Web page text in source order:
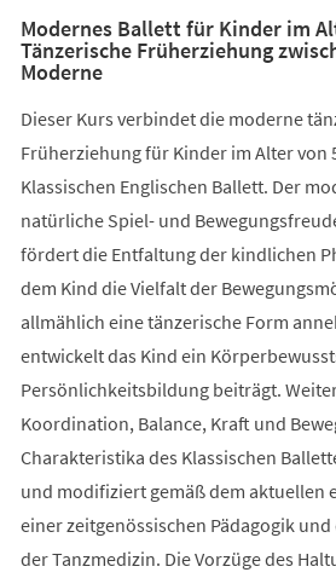
Modernes Ballett für Kinder im
Tänzerische Früherziehung
Moderne
Dieser Kurs verbindet die moderne
Früherziehung für Kinder im Alter von
Klassischen Englischen Ballett. Der
natürliche Spiel- und
fördert die Entfaltung der kindlichen
dem Kind die Vielfalt der
allmählich eine tänzerische Form
entwickelt das Kind ein
Persönlichkeitsbildung beiträgt.
Koordination, Balance, Kraft und
Charakteristika des Klassischen
und modifiziert gemäß dem aktuellen
einer zeitgenössischen Pädagogik
der Tanzmedizin. Die Vorzüge des